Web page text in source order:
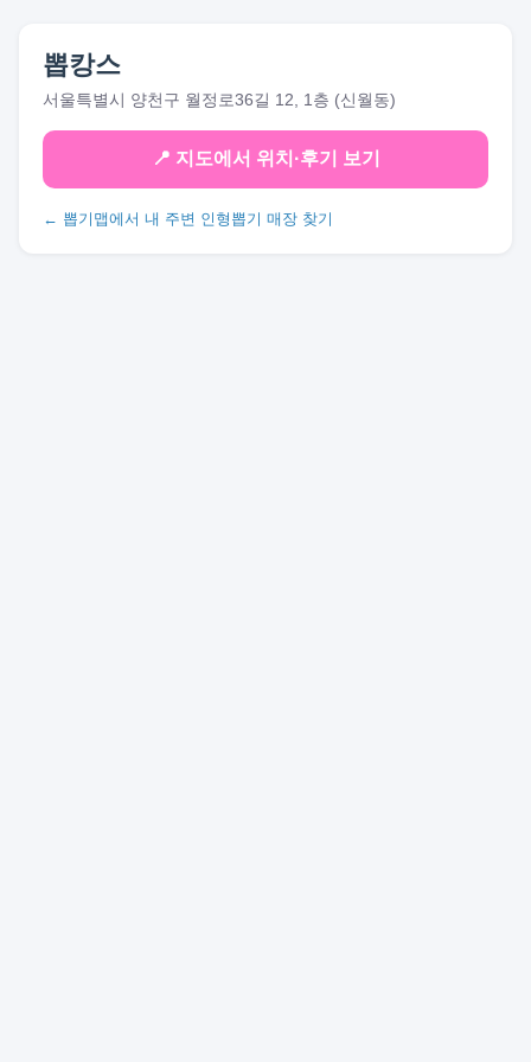
뽑캉스
서울특별시 양천구 월정로36길 12, 1층 (신월동)
📍 지도에서 위치·후기 보기
← 뽑기맵에서 내 주변 인형뽑기 매장 찾기